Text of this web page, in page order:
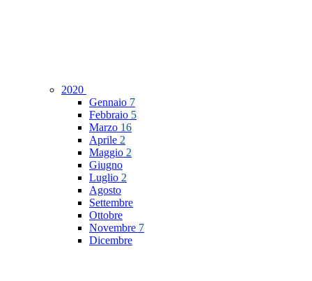
2020
Gennaio 7
Febbraio 5
Marzo 16
Aprile 2
Maggio 2
Giugno
Luglio 2
Agosto
Settembre
Ottobre
Novembre 7
Dicembre